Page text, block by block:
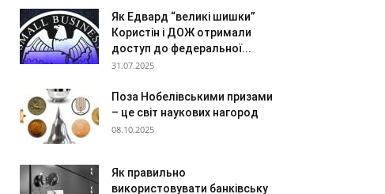
Як Едвард “великі шишки”
Користін і ДОЖ отримали
доступ до федеральної...
31.07.2025
Поза Нобелівськими призами
– це світ наукових нагород
08.10.2025
Як правильно
використовувати банківську